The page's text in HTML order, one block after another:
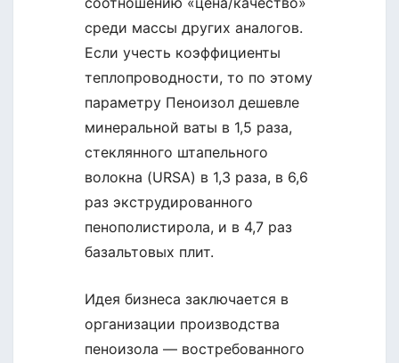
среди массы других аналогов.
Если учесть коэффициенты
теплопроводности, то по этому
параметру Пеноизол дешевле
минеральной ваты в 1,5 раза,
стеклянного штапельного
волокна (URSA) в 1,3 раза, в 6,6
раз экструдированного
пенополистирола, и в 4,7 раз
базальтовых плит.
Идея бизнеса заключается в
организации производства
пеноизола — востребованного